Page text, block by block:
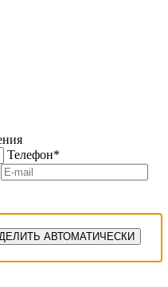
Телефон*
АВТОМАТИЧЕСКИ